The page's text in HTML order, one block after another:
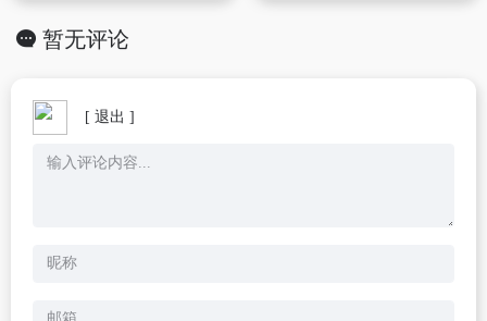
暂无评论
[ 退出 ]